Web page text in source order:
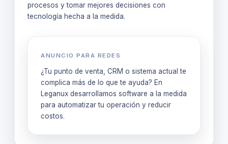
procesos y tomar mejores decisiones con
tecnología hecha a la medida.
ANUNCIO PARA REDES
¿Tu punto de venta, CRM o sistema actual te
complica más de lo que te ayuda? En
Leganux desarrollamos software a la medida
para automatizar tu operación y reducir
costos.